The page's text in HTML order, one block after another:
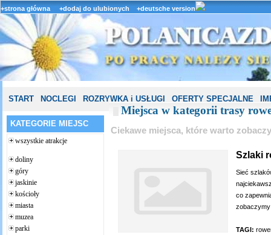
+strona główna +dodaj do ulubionych +deutsche version
START NOCLEGI ROZRYWKA i USŁUGI OFERTY SPECJALNE
KATEGORIE MIEJSC
wszystkie atrakcje
doliny
góry
jaskinie
kościoły
miasta
muzea
parki
Miejsca w kategorii trasy
Ciekawe miejsca, które warto
Szlaki
Sieć
co
TAGI: